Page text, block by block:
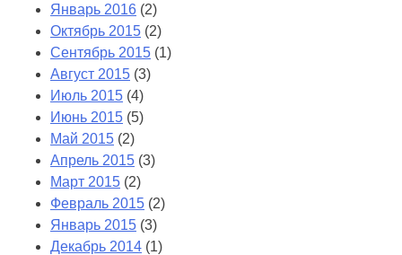
Январь 2016 (2)
Октябрь 2015 (2)
Сентябрь 2015 (1)
Август 2015 (3)
Июль 2015 (4)
Июнь 2015 (5)
Май 2015 (2)
Апрель 2015 (3)
Март 2015 (2)
Февраль 2015 (2)
Январь 2015 (3)
Декабрь 2014 (1)